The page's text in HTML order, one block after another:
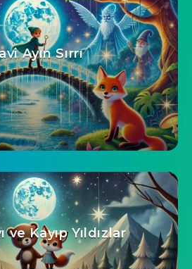
Ayın Sırrı
ve Kayıp Yıldızlar